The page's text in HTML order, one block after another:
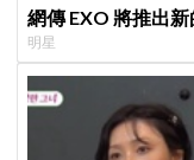
網傳 EXO 將推出
明星